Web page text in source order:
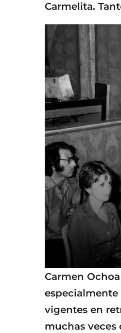
Carmelita.
Carmen
vigentes en
muchas veces